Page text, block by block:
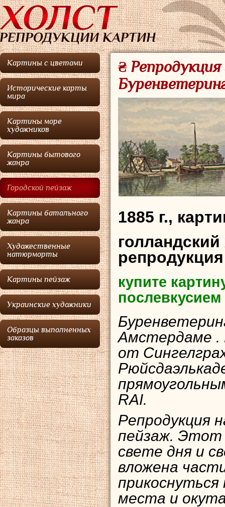
Картины с цветами
Исторические карты
мира
Картины море
художников
Картины бытового
жанра
Городской пейзаж
Картины батального
жанра
Художественные
натюрморты
Картины пейзаж
Украинские художники
Образцы выполненных
заказов
₴
1885 г.,
купите
послевкусием
Амстердаме .
от
RAI.
Репродукция
пейзаж. Этот
свете дня и
вложена
места и